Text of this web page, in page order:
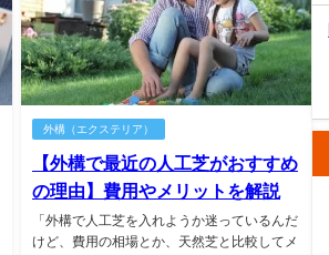
外構（エクステリア）
【外構で最近の人工芝がおすすめ
の理由】費用やメリットを解説
「外構で人工芝を入れようか迷っているんだ
けど、費用の相場とか、天然芝と比較してメ